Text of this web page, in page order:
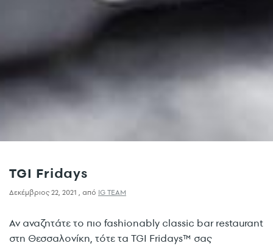
TGI Fridays
Δεκέμβριος 22, 2021 , από IG TEAM
Αν αναζητάτε το πιο fashionably classic bar restaurant
στη Θεσσαλονίκη, τότε τα TGI Fridays™ σας